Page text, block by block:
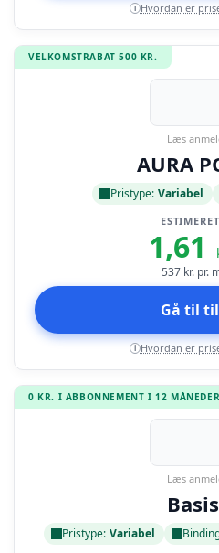
i Hvordan er
VELKOMSTRABAT 500 KR.
Læs
AURA
Pristype: Variabel
1,61
537 kr. pr.
Gå til
i Hvordan er
0 KR. I ABBONNEMENT I 12
Læs
Pristype: Variabel